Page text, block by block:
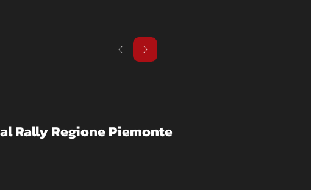
Rally Regione Piemonte